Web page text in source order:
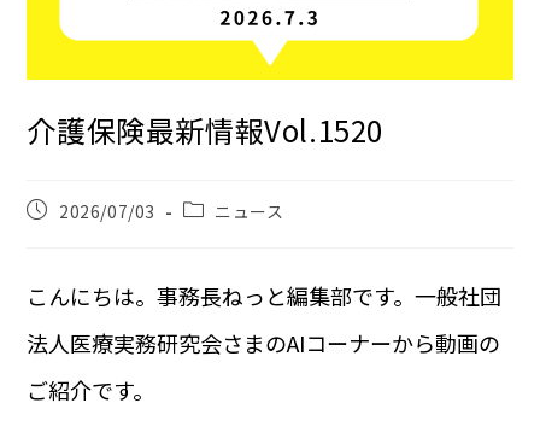
介護保険最新情報Vol.1520
2026/07/03 ニュース
こんにちは。事務長ねっと編集部です。一般社団
法人医療実務研究会さまのAIコーナーから動画の
ご紹介です。